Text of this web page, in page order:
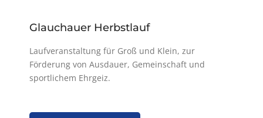
Glauchauer Herbstlauf
Laufveranstaltung für Groß und Klein, zur
Förderung von Ausdauer, Gemeinschaft und
sportlichem Ehrgeiz.